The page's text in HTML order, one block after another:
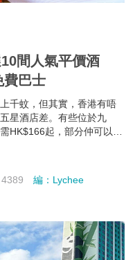
間人氣平價酒
費巴士
千蚊，但其實，香港有唔
星酒店差。有些位於九
HK$166起，部分仲可以欣
4389 編：Lychee